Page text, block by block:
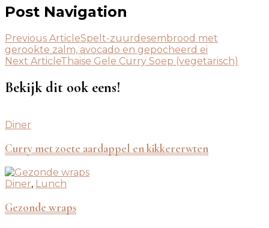
Post Navigation
Previous ArticleSpelt-zuurdesembrood met
gerookte zalm, avocado en gepocheerd ei
Next ArticleThaise Gele Curry Soep (vegetarisch)
Bekijk dit ook eens!
Diner
Curry met zoete aardappel en kikkererwten
Diner, Lunch
Gezonde wraps